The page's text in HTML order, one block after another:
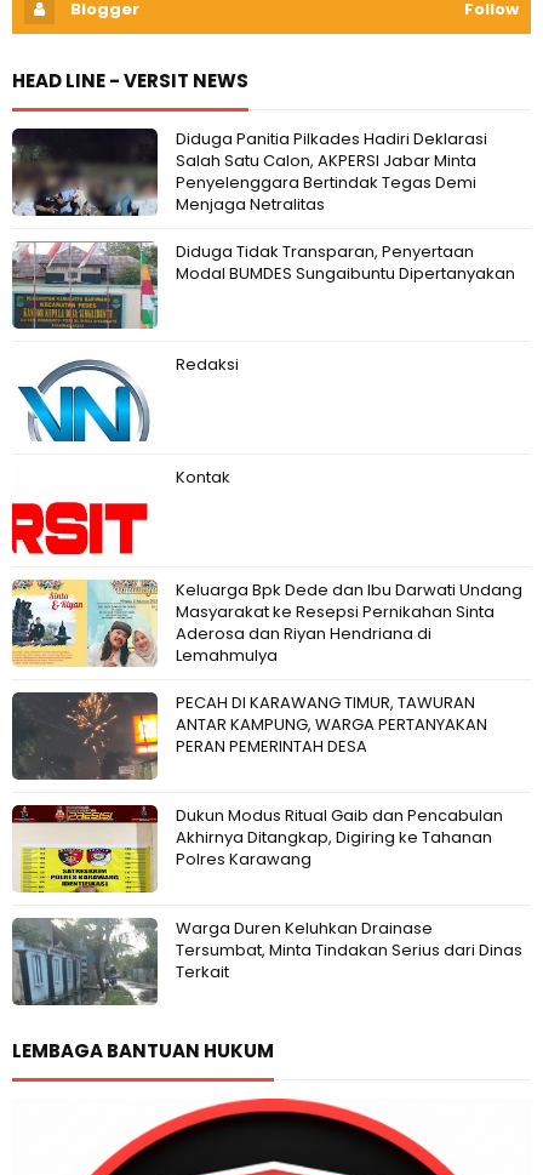
Blogger Follow
HEAD LINE - VERSIT NEWS
Diduga Panitia Pilkades Hadiri Deklarasi
Salah Satu Calon, AKPERSI Jabar Minta
Penyelenggara Bertindak Tegas Demi
Menjaga Netralitas
Diduga Tidak Transparan, Penyertaan
Modal BUMDES Sungaibuntu Dipertanyakan
Redaksi
Kontak
Keluarga Bpk Dede dan Ibu Darwati Undang
Masyarakat ke Resepsi Pernikahan Sinta
Aderosa dan Riyan Hendriana di
Lemahmulya
PECAH DI KARAWANG TIMUR, TAWURAN
ANTAR KAMPUNG, WARGA PERTANYAKAN
PERAN PEMERINTAH DESA
Dukun Modus Ritual Gaib dan Pencabulan
Akhirnya Ditangkap, Digiring ke Tahanan
Polres Karawang
Warga Duren Keluhkan Drainase
Tersumbat, Minta Tindakan Serius dari Dinas
Terkait
LEMBAGA BANTUAN HUKUM